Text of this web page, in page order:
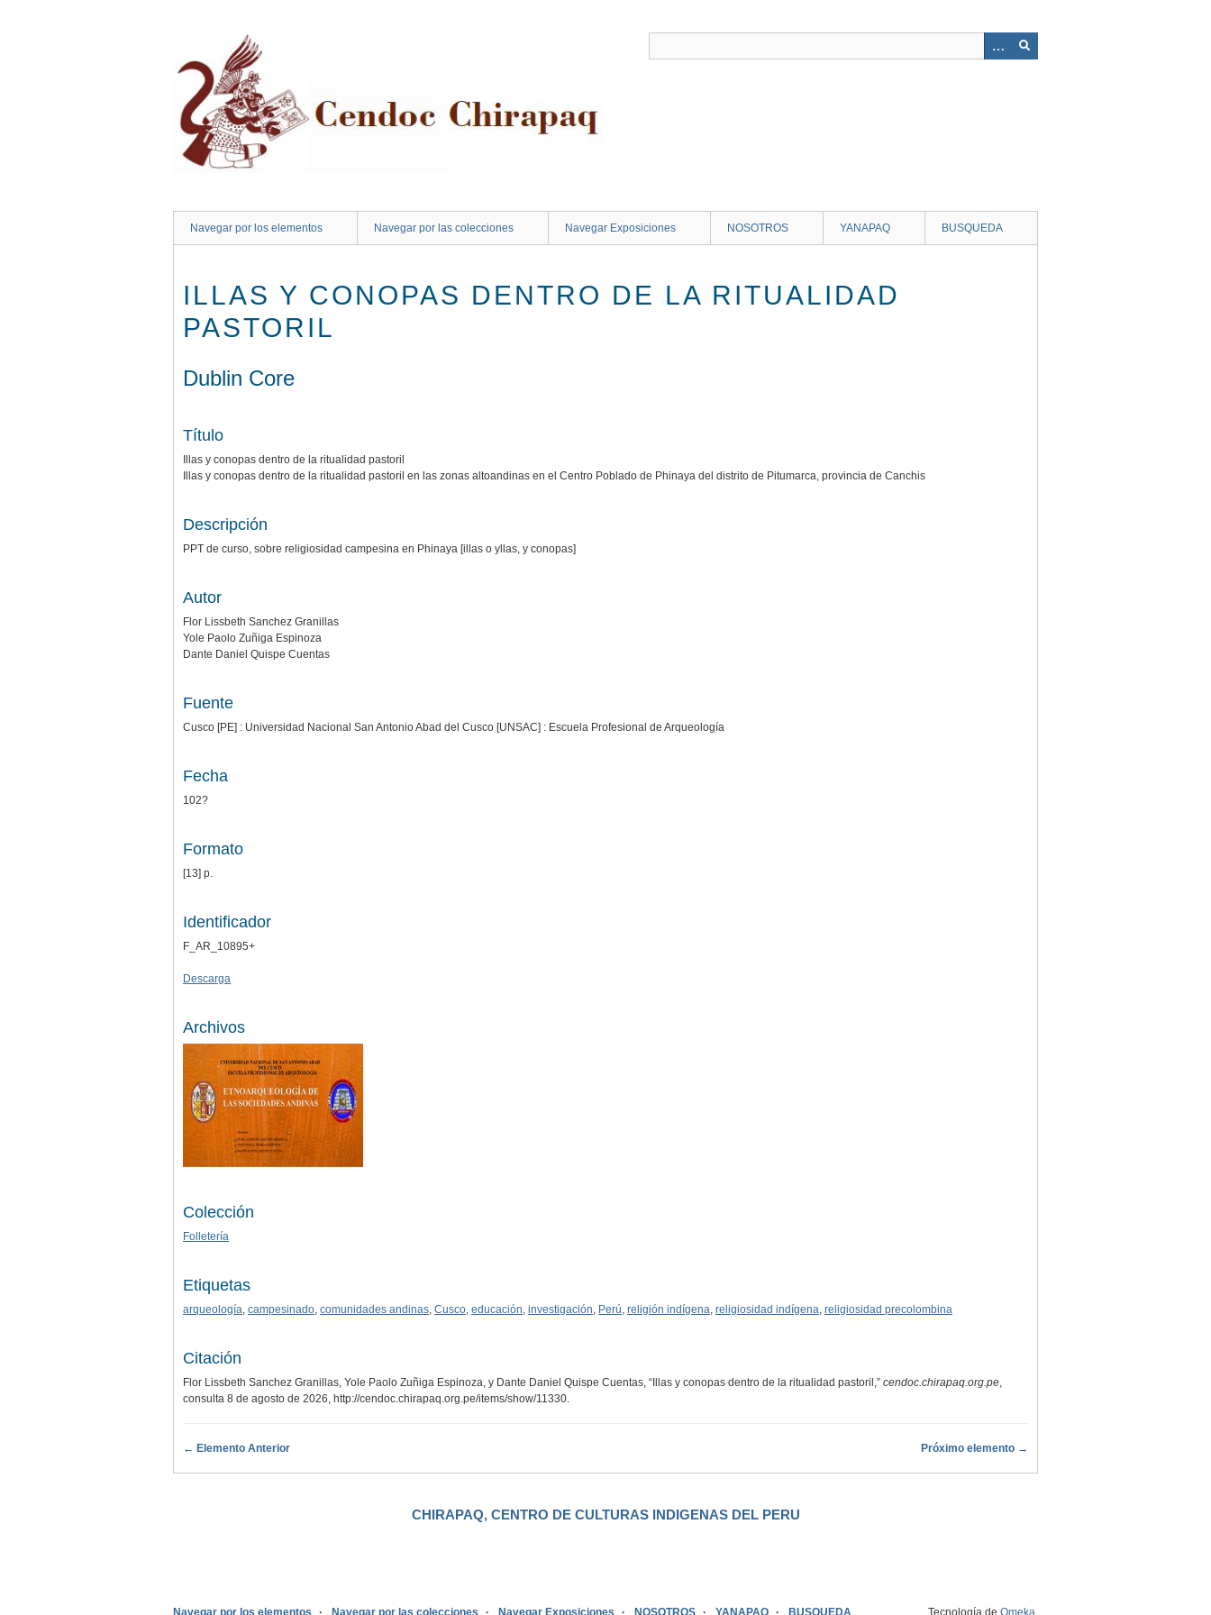
Navegar por los elementos Navegar por las colecciones Navegar Exposiciones NOSOTROS YANAPAQ BUSQUEDA
ILLAS Y CONOPAS DENTRO DE LA RITUALIDAD
PASTORIL
Dublin Core
Título
Illas y conopas dentro de la ritualidad pastoril
Illas y conopas dentro de la ritualidad pastoril en las zonas altoandinas en el Centro Poblado de Phinaya del distrito de Pitumarca, provincia de Canchis
Descripción
PPT de curso, sobre religiosidad campesina en Phinaya [illas o yllas, y conopas]
Autor
Flor Lissbeth Sanchez Granillas
Yole Paolo Zuñiga Espinoza
Dante Daniel Quispe Cuentas
Fuente
Cusco [PE] : Universidad Nacional San Antonio Abad del Cusco [UNSAC] : Escuela Profesional de Arqueología
Fecha
102?
Formato
[13] p.
Identificador
F_AR_10895+
Descarga
Archivos
Colección
Folletería
Etiquetas
arqueología campesinado comunidades andinas Cusco educación investigación Perú religión indígena religiosidad indígena religiosidad precolombina
Citación
Flor Lissbeth Sanchez Granillas, Yole Paolo Zuñiga Espinoza, y Dante Daniel Quispe Cuentas, “Illas y conopas dentro de la ritualidad pastoril,” cendoc.chirapaq.org.pe
consulta 8 de agosto de 2026, http://cendoc.chirapaq.org.pe/items/show/11330
← Elemento Anterior Próximo elemento →
CHIRAPAQ, CENTRO DE CULTURAS INDIGENAS DEL PERU